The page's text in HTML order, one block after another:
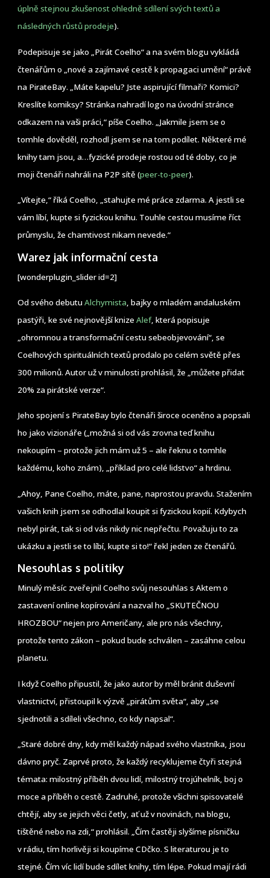
úplně stejnou zkušenost ohledně sdílení svých textů a
následných růstů prodeje).
Podepisuje se jako „Pirát Coelho“ a na svém blogu vykládá
čtenářům o „nové a zajímavé cestě k propagaci umění“ právě
na PirateBay. „Máte kapelu? Jste aspirující filmaři? Komici?
Kreslíte komiksy? Stránka nahradí logo na úvodní stránce
odkazem na vaši práci,“ píše Coelho. „Jakmile jsem se o
tomhle dověděl, rozhodl jsem se na tom podílet. Některé mé
knihy tam jsou, a…fyzické prodeje rostou od té doby, co je
moji čtenáři nahráli na P2P sítě (peer-to-peer).
„Vítejte,“ říká Coelho, „stahujte mé práce zdarma. A jestli se
vám líbí, kupte si fyzickou knihu. Touhle cestou musíme říct
průmyslu, že chamtivost nikam nevede.“
Warez jak informační cesta
[wonderplugin_slider id=2]
Od svého debutuAlchymista, bajky o mladém andaluském
pastýři, ke své nejnovější knizeAlef, která popisuje
„ohromnou a transformační cestu sebeobjevování“, se
Coelhových spirituálních textů prodalo po celém světě přes
300 milionů. Autor už v minulosti prohlásil, že „můžete přidat
20% za pirátské verze“.
Jeho spojení s PirateBay bylo čtenáři široce oceněno a popsali
ho jako vizionáře („možná si od vás zrovna teď knihu
nekoupím – protože jich mám už 5 – ale řeknu o tomhle
každému, koho znám), „příklad pro celé lidstvo“ a hrdinu.
„Ahoy, Pane Coelho, máte, pane, naprostou pravdu. Stažením
vašich knih jsem se odhodlal koupit si fyzickou kopií. Kdybych
nebyl pirát, tak si od vás nikdy nic nepřečtu. Považuju to za
ukázku a jestli se to líbí, kupte si to!“ řekl jeden ze čtenářů.
Nesouhlas s politiky
Minulý měsíc zveřejnil Coelho svůj nesouhlas s Aktem o
zastavení online kopírování a nazval ho „SKUTEČNOU
HROZBOU“ nejen pro Američany, ale pro nás všechny,
protože tento zákon – pokud bude schválen – zasáhne celou
planetu.
I když Coelho připustil, že jako autor by měl bránit duševní
vlastnictví, přistoupil k výzvě „pirátům světa“, aby „se
sjednotili a sdíleli všechno, co kdy napsal“.
„Staré dobré dny, kdy měl každý nápad svého vlastníka, jsou
dávno pryč. Zaprvé proto, že každý recyklujeme čtyři stejná
témata: milostný příběh dvou lidí, milostný trojúhelník, boj o
moce a příběh o cestě. Zadruhé, protože všichni spisovatelé
chtějí, aby se jejich věci četly, ať už v novinách, na blogu,
tištěné nebo na zdi,“ prohlásil. „Čím častěji slyšíme písničku
v rádiu, tím horlivěji si koupíme CDčko. S literaturou je to
stejné. Čím víc lidí bude sdílet knihy, tím lépe. Pokud mají rádi